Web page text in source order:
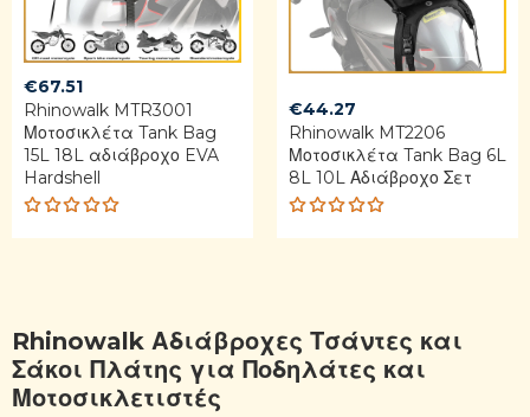
€67.51
Rhinowalk MTR3001
Μοτοσικλέτα Tank Bag
15L 18L αδιάβροχο EVA
Hardshell
Rated
€44.27
Rhinowalk MT2206
Μοτοσικλέτα Tank Bag 6L
8L 10L Αδιάβροχο Σετ
Rated
Rhinowalk Αδιάβροχες Τσάντες και
Σάκοι Πλάτης για Ποδηλάτες και
Μοτοσικλετιστές